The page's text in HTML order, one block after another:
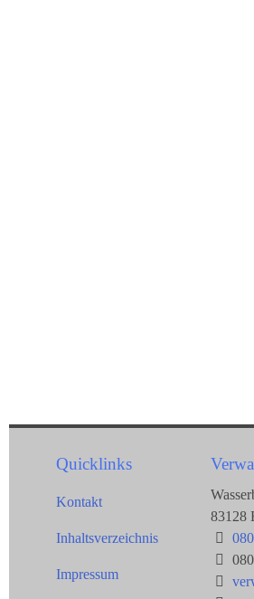
Quicklinks
Kontakt
Inhaltsverzeichnis
Impressum
83128